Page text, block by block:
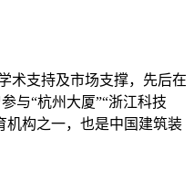
术支持及市场支撑，先后在
与“杭州大厦”“浙江科技
机构之一，也是中国建筑装